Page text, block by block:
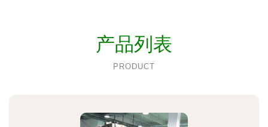
产品列表
PRODUCT